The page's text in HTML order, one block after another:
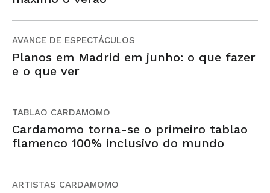
AVANCE DE ESPECTÁCULOS
Planos em Madrid em junho: o que fazer
e o que ver
TABLAO CARDAMOMO
Cardamomo torna-se o primeiro tablao
flamenco 100% inclusivo do mundo
ARTISTAS CARDAMOMO